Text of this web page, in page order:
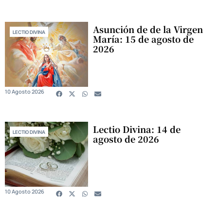
LECTIO DIVINA Asunción de de la Virgen
María: 15 de agosto de
2026
10 Agosto 2026
LECTIO DIVINA Lectio Divina: 14 de
agosto de 2026
10 Agosto 2026